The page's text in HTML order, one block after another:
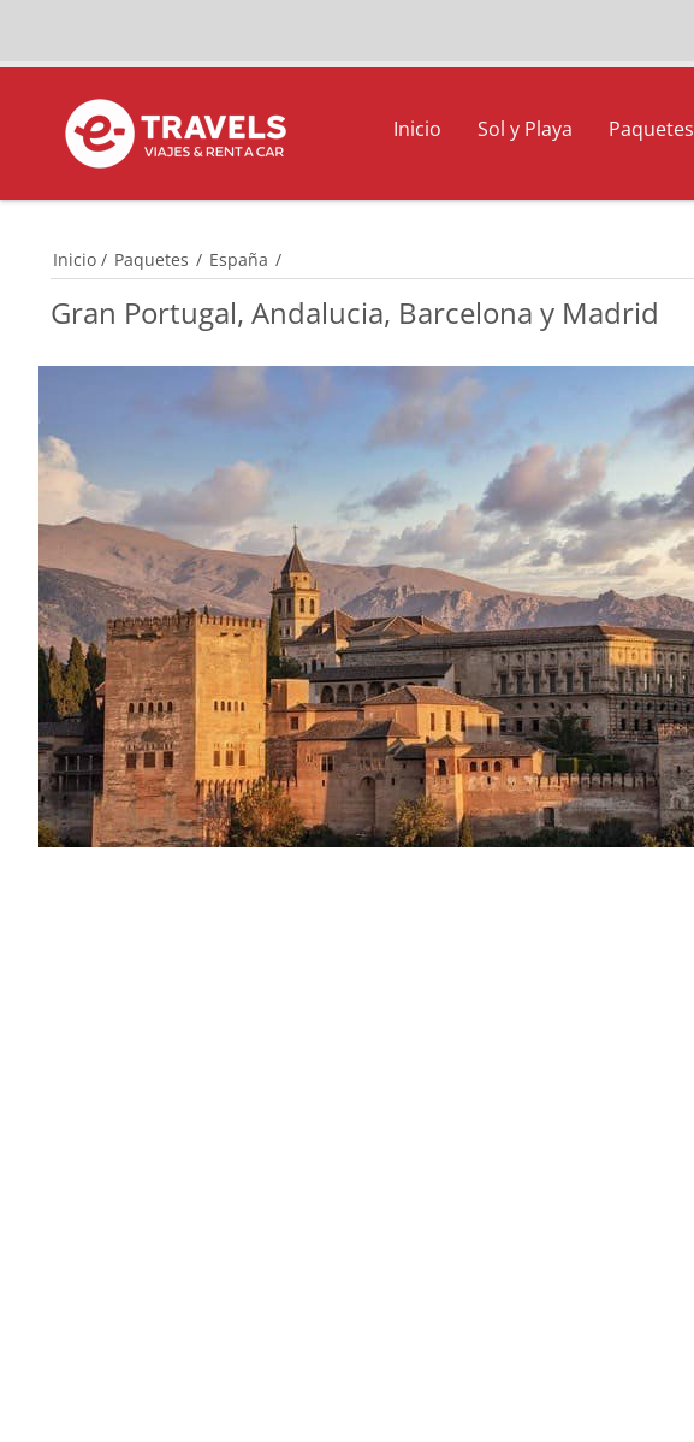
Inicio Sol y Playa Paquetes
Inicio / Paquetes / España /
Gran Portugal, Andalucia, Barcelona y Madrid